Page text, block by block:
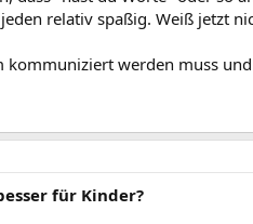
relativ spaßig. Weiß jetzt
kommuniziert werden muss
für Kinder?